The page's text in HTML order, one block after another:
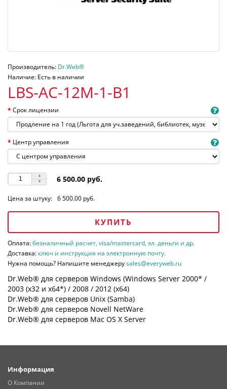
Производитель: Dr.Web®
Наличие: Есть в наличии
LBS-AC-12M-1-B1
Срок лицензии
Центр управления
6 500.00 руб.
Цена за штуку: 6 500.00 руб.
КУПИТЬ
Оплата:безналичный расчет, visa/mastercard, эл. деньги и др.
Доставка: ключ и инструкция на электронную почту.
Нужна помощь? Напишите менеджеруsales@everyweb.ru
Dr.Web® для серверов Windows (Windows Server 2000* /
2003 (х32 и х64*) / 2008 / 2012 (х64)
Dr.Web® для серверов Unix (Samba)
Dr.Web® для серверов Novell NetWare
Dr.Web® для серверов Mac OS X Server
Информация
О Компании